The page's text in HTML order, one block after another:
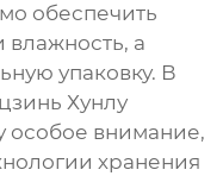
обеспечить
влажность, а
упаковку. В
Хунлу
особое внимание,
хранения